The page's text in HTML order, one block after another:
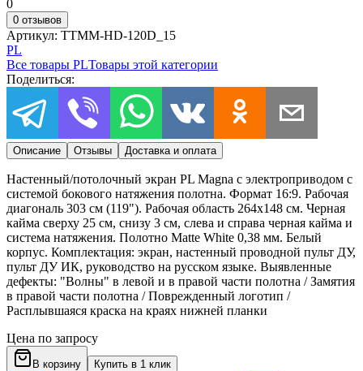
0
0 отзывов
Артикул: TTMM-HD-120D_15
PL
Все товары PLТовары этой категории
Поделиться:
Описание Отзывы Доставка и оплата
Настенный/потолочный экран PL Magna с электроприводом с
системой бокового натяжения полотна. Формат 16:9. Рабочая
диагональ 303 см (119"). Рабочая область 264x148 см. Черная
кайма сверху 25 см, снизу 3 см, слева и справа черная кайма и
система натяжения. Полотно Matte White 0,38 мм. Белый
корпус. Комплектация: экран, настенный проводной пульт ДУ,
пульт ДУ ИК, руководство на русском языке. Выявленные
дефекты: "Волны" в левой и в правой части полотна / Замятия
в правой части полотна / Поврежденный логотип /
Расплывшаяся краска на краях нижней планки
Цена по запросу
В корзину Купить в 1 клик